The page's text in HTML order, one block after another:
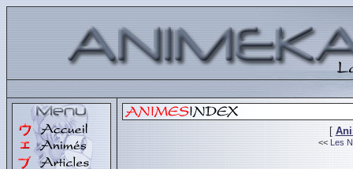
[
<< Les